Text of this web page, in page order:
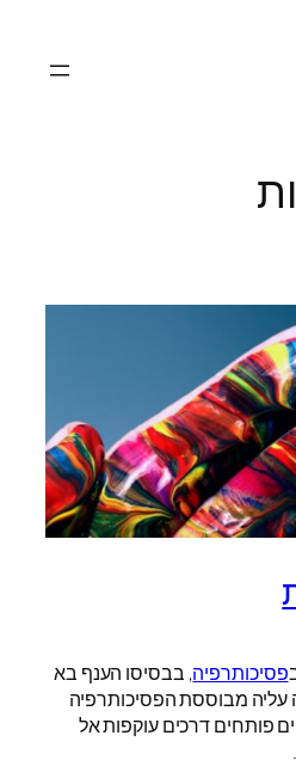
פסיכותרפיה, בבסיסו הענף בא
מבוססת הפסיכותרפיה
פותחים דרכים עוקפות אל